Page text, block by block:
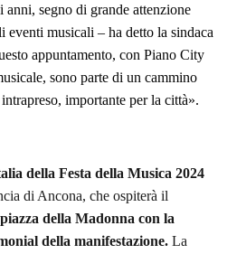
anni, segno di grande attenzione
eventi musicali – ha detto la sindaca
appuntamento, con Piano City
sono parte di un cammino
importante per la città».
della Festa della Musica 2024
di Ancona, che ospiterà il
piazza della Madonna con la
della manifestazione. La